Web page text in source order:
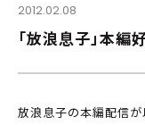
2012.02.08
「放浪息子」本編
放浪息子の本編配信が